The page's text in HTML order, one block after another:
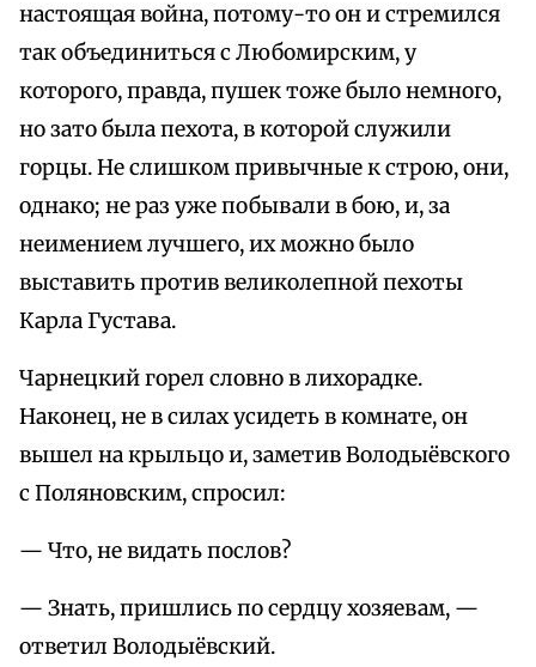
настоящая война, потому-то он и стремился
так объединиться с Любомирским, у
которого, правда, пушек тоже было немного,
но зато была пехота, в которой служили
горцы. Не слишком привычные к строю, они,
однако; не раз уже побывали в бою, и, за
неимением лучшего, их можно было
выставить против великолепной пехоты
Карла Густава.
Чарнецкий горел словно в лихорадке.
Наконец, не в силах усидеть в комнате, он
вышел на крыльцо и, заметив Володыёвского
с Поляновским, спросил:
— Что, не видать послов?
— Знать, пришлись по сердцу хозяевам, —
ответил Володыёвский.